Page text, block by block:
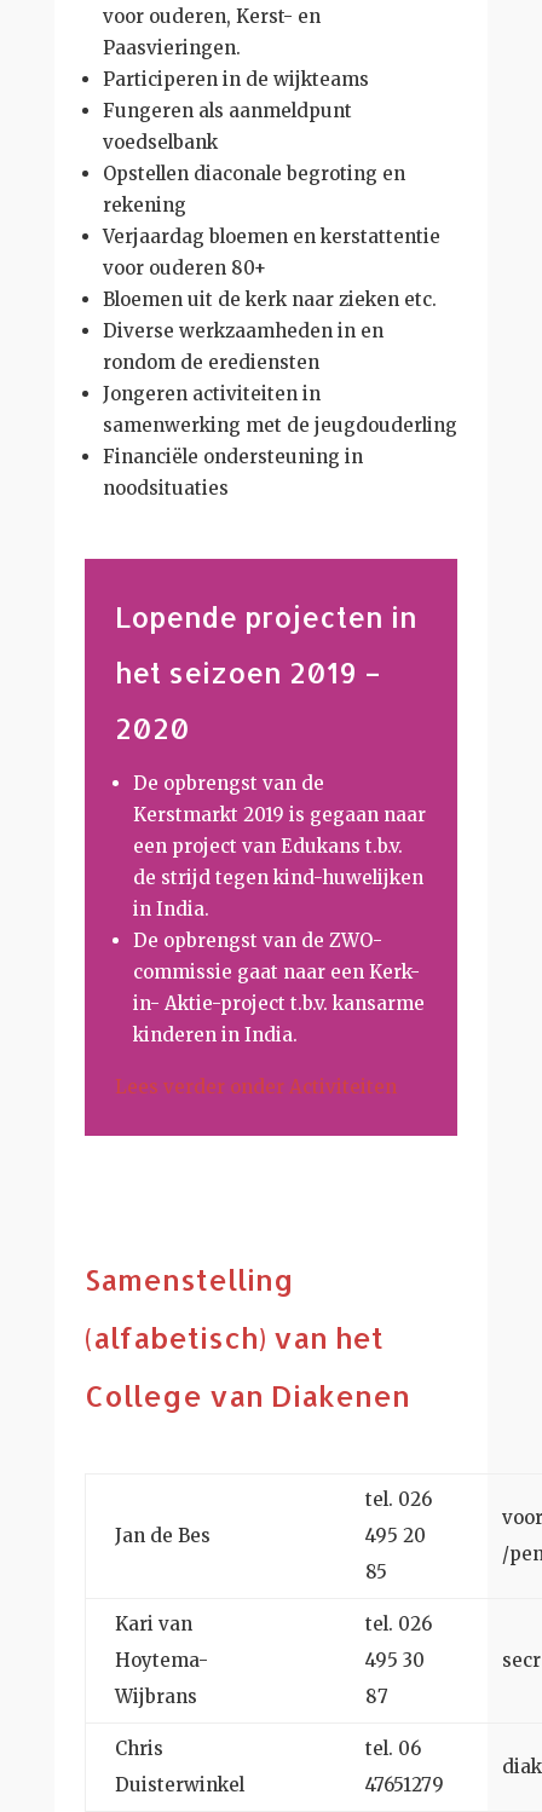
voor ouderen, Kerst- en
Paasvieringen.
Participeren in de wijkteams
Fungeren als aanmeldpunt
voedselbank
Opstellen diaconale begroting en
rekening
Verjaardag bloemen en kerstattentie
voor ouderen 80+
Bloemen uit de kerk naar zieken etc.
Diverse werkzaamheden in en
rondom de erediensten
Jongeren activiteiten in
samenwerking met de jeugdouderling
Financiële ondersteuning in
noodsituaties
Lopende projecten in
het seizoen 2019 –
2020
De opbrengst van de
Kerstmarkt 2019 is gegaan naar
een project van Edukans t.b.v.
de strijd tegen kind-huwelijken
in India.
De opbrengst van de ZWO-
commissie gaat naar een Kerk-
in- Aktie-project t.b.v. kansarme
kinderen in India.
Lees verder onder Activiteiten
Samenstelling
(alfabetisch) van het
College van Diakenen
Jan de Bes
tel. 026
495 20
85
/
Kari van
Hoytema-
Wijbrans
tel. 026
495 30
87
Chris
Duisterwinkel
tel. 06
47651279